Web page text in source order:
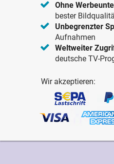
Ohne
bester
Unbegrenzter
Aufnahmen
Weltweiter
deutsche TV-
Wir akzeptieren: